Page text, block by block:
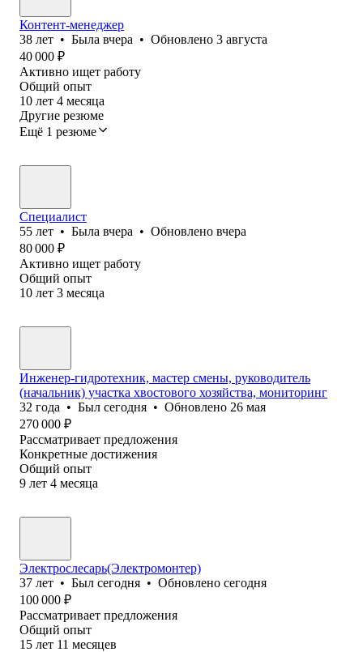
Контент-менеджер
38 лет • Была вчера • Обновлено 3 августа
40 000 ₽
Активно ищет работу
Общий опыт
10 лет 4 месяца
Другие резюме
Ещё 1 резюме
Специалист
55 лет • Была вчера • Обновлено вчера
80 000 ₽
Активно ищет работу
Общий опыт
10 лет 3 месяца
Инженер-гидротехник, мастер смены, руководитель
(начальник) участка хвостового хозяйства, мониторинг
32 года • Был сегодня • Обновлено 26 мая
270 000 ₽
Рассматривает предложения
Конкретные достижения
Общий опыт
9 лет 4 месяца
Электрослесарь(Электромонтер)
37 лет • Был сегодня • Обновлено сегодня
100 000 ₽
Рассматривает предложения
Общий опыт
15 лет 11 месяцев